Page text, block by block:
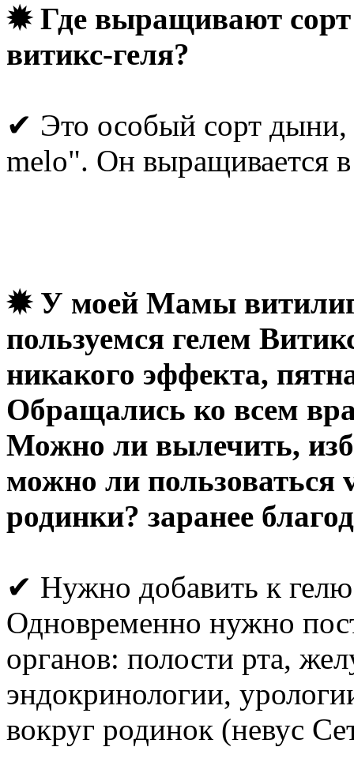
✹ Где выращивают сорт
витикс-геля?
✔ Это особый сорт дыни,
melo". Он выращивается
✹ У моей Мамы
пользуемся гелем
никакого эффекта,
Обращались ко всем
Можно ли вылечить,
можно ли пользоваться
родинки? заранее
✔ Нужно добавить к
Одновременно нужно
органов: полости рта,
эндокринологии,
вокруг родинок (невус